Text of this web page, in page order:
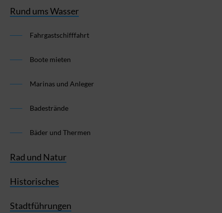
Rund ums Wasser
Fahrgastschifffahrt
Boote mieten
Marinas und Anleger
Badestrände
Bäder und Thermen
Rad und Natur
Historisches
Stadtführungen